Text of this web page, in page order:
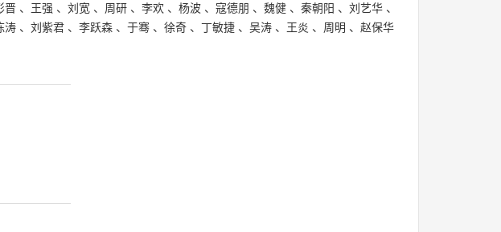
晋 、 王强 、 刘宽 、 周研 、 李欢 、 杨波 、 寇德朋 、 魏健 、 秦朝阳 、 刘艺华 、
涛 、 刘紫君 、 李跃森 、 于骞 、 徐奇 、 丁敏捷 、 吴涛 、 王炎 、 周明 、 赵保华